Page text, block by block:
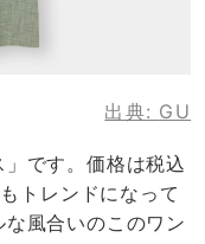
出典: GU
です。価格は税込
トレンドになって
風合いのこのワン